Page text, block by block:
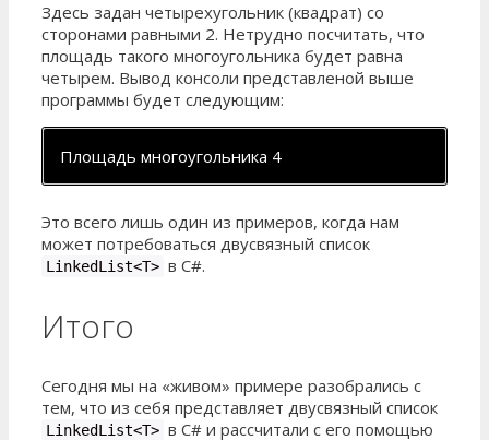
Здесь задан четырехугольник (квадрат) со
сторонами равными 2. Нетрудно посчитать, что
площадь такого многоугольника будет равна
четырем. Вывод консоли представленой выше
программы будет следующим:
Площадь многоугольника 4
Это всего лишь один из примеров, когда нам
может потребоваться двусвязный список
LinkedList<T> в C#.
Итого
Сегодня мы на «живом» примере разобрались с
тем, что из себя представляет двусвязный список
LinkedList<T> в C# и рассчитали с его помощью